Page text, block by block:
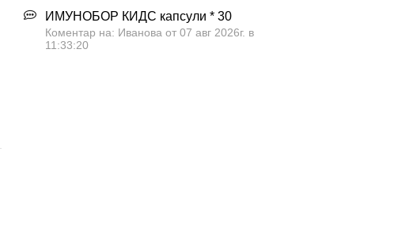
ИМУНОБОР КИДС капсули * 30
Коментар на: Иванова от 07 авг 2026г. в
11:33:20